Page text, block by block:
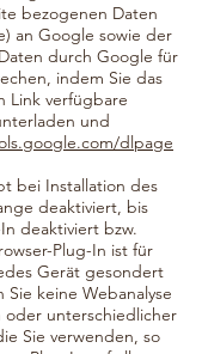
bezogenen Daten
an Google sowie der
durch Google für
indem Sie das
Link verfügbare
und
dlpage
bei Installation des
deaktiviert, bis
deaktiviert bzw.
Plug-In ist für
Gerät gesondert
keine Webanalyse
oder unterschiedlicher
Sie verwenden, so